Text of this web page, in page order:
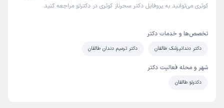
کوثری می‌توانید به پروفایل دکتر سحرناز کوثری در دکترتو مراجعه کنید.
تخصص‌ها و خدمات دکتر
دکتر دندانپزشک طالقان دکتر ترمیم دندان طالقان
شهر و محله فعالیت دکتر
دکترتو طالقان